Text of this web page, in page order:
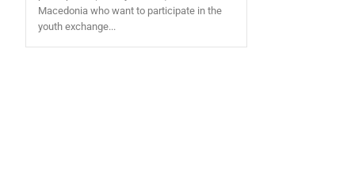
Macedonia who want to participate in the
youth exchange...